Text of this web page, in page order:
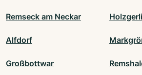
Remseck am Neckar
Alfdorf
Großbottwar